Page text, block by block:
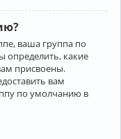
ваша группа по
определить, какие
присвоены.
вам
по умолчанию в